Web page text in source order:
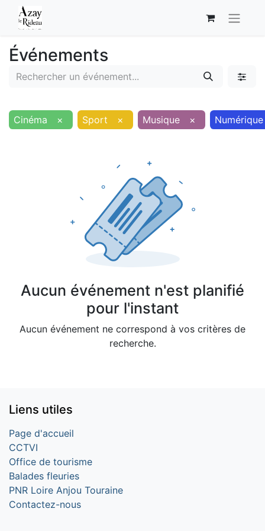
Événements
Cinéma × Sport × Musique × Numérique
Aucun événement n'est planifié
pour l'instant
Aucun événement ne correspond à vos critères de
recherche.
Liens utiles
Page d'accueil
CCTVI
Office de tourisme
Balades fleuries
PNR Loire Anjou Touraine
Contactez-nous